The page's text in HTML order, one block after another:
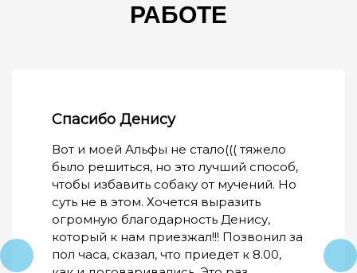
РАБОТЕ
Спасибо Денису
Вот и моей Альфы не стало((( тяжело
было решиться, но это лучший способ,
чтобы избавить собаку от мучений. Но
суть не в этом. Хочется выразить
огромную благодарность Денису,
который к нам приезжал!!! Позвонил за
пол часа, сказал, что приедет к 8.00,